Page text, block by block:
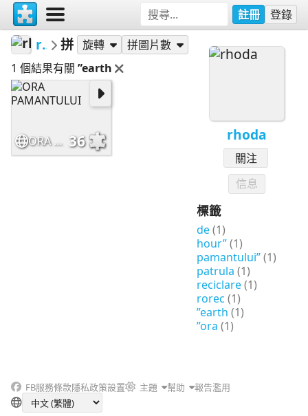
註冊 登錄
rhoda
關注
信息
標籤
de(1)
hour”(1)
pamantului”(1)
patrula (1)
reciclare(1)
rorec (1)
”earth (1)
”ora (1)
rhoda 拼圖旋轉
拼圖片數
1 個結果有關 ”earth
ORA PAMANTULUI 36
FB服務條款隱私政策設置 主題 幫助 報告濫用